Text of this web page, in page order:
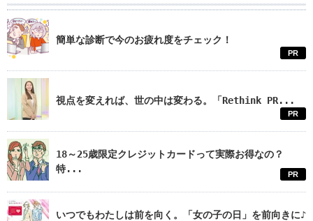
簡単な診断で今のお疲れ度をチェック！
PR
視点を変えれば、世の中は変わる。「Rethink PR...
PR
18～25歳限定クレジットカードって実際お得なの？
特...
PR
いつでもわたしは前を向く。「女の子の日」を前向きに♪